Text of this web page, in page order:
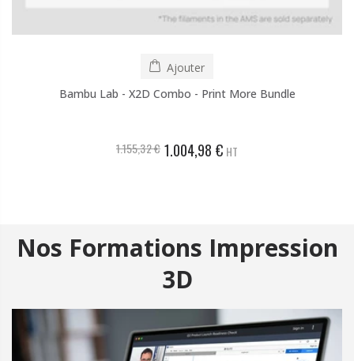
Ajouter
Bambu Lab - X2D Combo - Print More Bundle
1.155,32 € 1.004,98 € HT
Nos Formations Impression
3D